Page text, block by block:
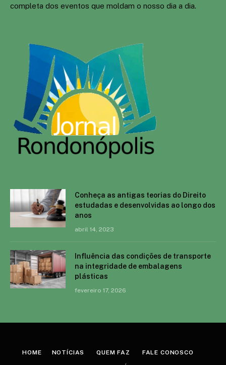
completa dos eventos que moldam o nosso dia a dia.
Conheça as antigas teorias do Direito
estudadas e desenvolvidas ao longo dos
anos
abril 14, 2023
Influência das condições de transporte
na integridade de embalagens
plásticas
fevereiro 17, 2026
HOME NOTÍCIAS QUEM FAZ FALE CONOSCO